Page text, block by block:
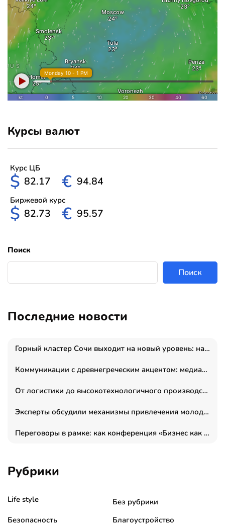
Курсы валют
Курс ЦБ
$ 82.17 € 94.84
Биржевой курс
$ 82.73 € 95.57
Поиск
Поиск
Последние новости
Горный кластер Сочи выходит на новый уровень: налоги игорной зоны выросли на 15%, а весь курорт вошёл в федеральный проект «Производительность труда»
Коммуникации с древнегреческим акцентом: медиаменеджер и журналист Владимир Дергачев запустил коммуникационное агентство «Сократ 2.0»
От логистики до высокотехнологичного производства: как основатель “гагаринга” выстраивает экосистему безопасности и гражданских БПЛА
Эксперты обсудили механизмы привлечения молодых специалистов в промышленные города
Переговоры в рамке: как конференция «Бизнес как искусство» переформатирует деловой этикет в стенах ТПП РФ
Рубрики
Life style
Без рубрики
Безопасность
Благоустройство